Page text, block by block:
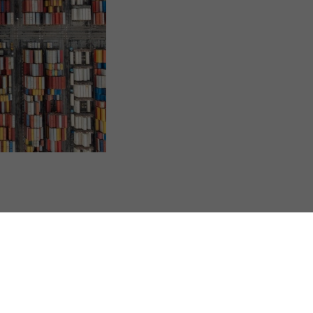
de confidentialité, en garantissant la conformité avec